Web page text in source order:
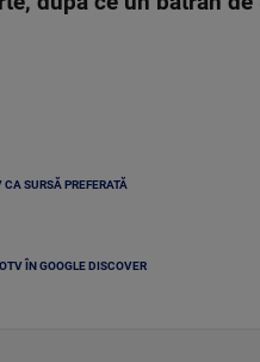
SURSĂ PREFERATĂ
ÎN GOOGLE DISCOVER